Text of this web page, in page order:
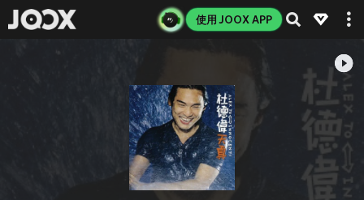
使用 JOOX APP